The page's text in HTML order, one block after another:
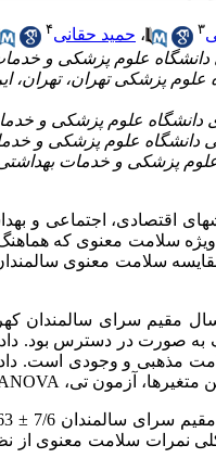
۳ ، حمید حقانی۴
علوم پزشکی تهران،
اقتصادی، اجتماعی و
سلامت معنوی که
سلامت معنوی
صورت در دسترس بود.
و وجودی است. داده
به مراکز بهداشتی3/9 ± 08/60 بود. به